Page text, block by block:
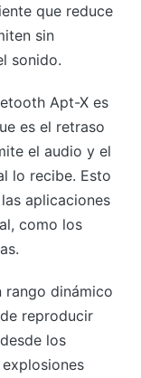
que reduce
sin
sonido.
Apt-X es
es el retraso
el audio y el
lo recibe. Esto
aplicaciones
como los
rango dinámico
reproducir
los